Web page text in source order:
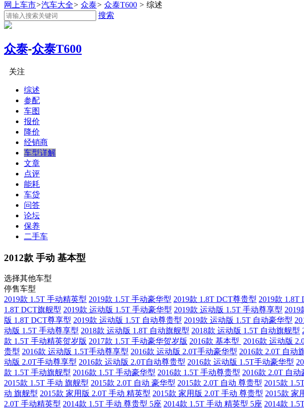
网上车市>汽车大全> 众泰> 众泰T600 > 综述
搜索
众泰-众泰T600
关注
综述
参配
车图
报价
降价
经销商
车型详解
文章
点评
能耗
车贷
问答
论坛
保养
二手车
2012款 手动 基本型
选择其他车型
停售车型
2019款 1.5T 手动精英型 2019款 1.5T 手动豪华型 2019款 1.8T DCT尊贵型 2019款 1.8T
1.8T DCT旗舰型 2019款 运动版 1.5T 手动豪华型 2019款 运动版 1.5T 手动尊享型 2019
版 1.8T DCT尊享型 2019款 运动版 1.5T 自动尊贵型 2019款 运动版 1.5T 自动豪华型
动版 1.5T 手动尊享型 2018款 运动版 1.8T 自动旗舰型 2018款 运动版 1.5T 自动旗舰型
款 1.5T 手动精英贺岁版 2017款 1.5T 手动豪华贺岁版 2016款 基本型 2016款 运动版
贵型 2016款 运动版 1.5T手动尊享型 2016款 运动版 2.0T手动豪华型 2016款 2.0T 自动
动版 2.0T手动尊享型 2016款 运动版 2.0T自动尊贵型 2016款 运动版 1.5T手动豪华型
款 1.5T 手动旗舰型 2016款 1.5T 手动豪华型 2016款 1.5T 手动尊贵型 2016款 2.0T 自动
2015款 1.5T 手动 旗舰型 2015款 2.0T 自动 豪华型 2015款 2.0T 自动 尊贵型 2015款
动 旗舰型 2015款 家用版 2.0T 手动 精英型 2015款 家用版 2.0T 手动 尊贵型 2015款 家
2.0T 手动精英型 2014款 1.5T 手动 尊贵型 5座 2014款 1.5T 手动 精英型 5座 2014款